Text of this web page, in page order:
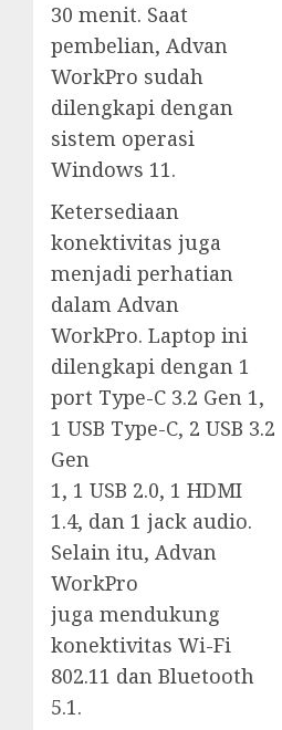
30 menit. Saat
pembelian, Advan
WorkPro sudah
dilengkapi dengan
sistem operasi
Windows 11.
Ketersediaan
konektivitas juga
menjadi perhatian
dalam Advan
WorkPro. Laptop ini
dilengkapi dengan 1
port Type-C 3.2 Gen 1,
1 USB Type-C, 2 USB 3.2
Gen
1, 1 USB 2.0, 1 HDMI
1.4, dan 1 jack audio.
Selain itu, Advan
WorkPro
juga mendukung
konektivitas Wi-Fi
802.11 dan Bluetooth
5.1.